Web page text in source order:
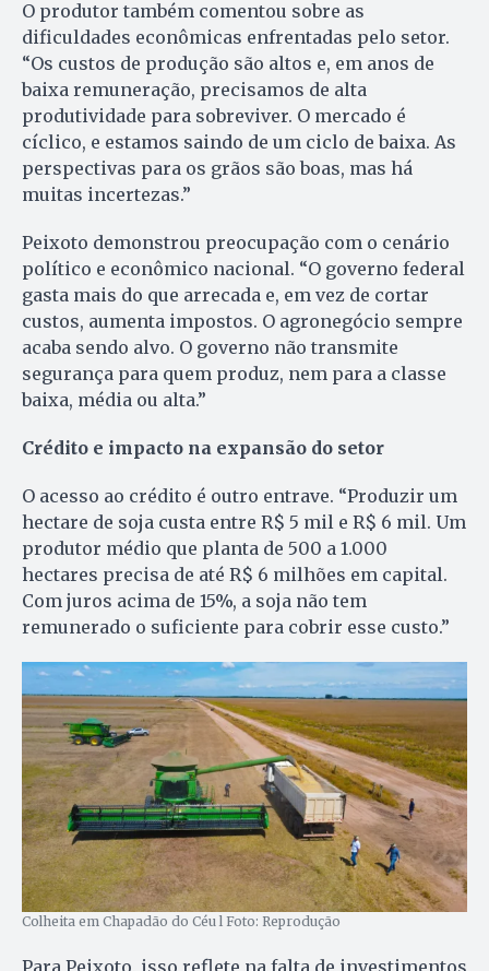
O produtor também comentou sobre as
dificuldades econômicas enfrentadas pelo setor.
“Os custos de produção são altos e, em anos de
baixa remuneração, precisamos de alta
produtividade para sobreviver. O mercado é
cíclico, e estamos saindo de um ciclo de baixa. As
perspectivas para os grãos são boas, mas há
muitas incertezas.”
Peixoto demonstrou preocupação com o cenário
político e econômico nacional. “O governo federal
gasta mais do que arrecada e, em vez de cortar
custos, aumenta impostos. O agronegócio sempre
acaba sendo alvo. O governo não transmite
segurança para quem produz, nem para a classe
baixa, média ou alta.”
Crédito e impacto na expansão do setor
O acesso ao crédito é outro entrave. “Produzir um
hectare de soja custa entre R$ 5 mil e R$ 6 mil. Um
produtor médio que planta de 500 a 1.000
hectares precisa de até R$ 6 milhões em capital.
Com juros acima de 15%, a soja não tem
remunerado o suficiente para cobrir esse custo.”
Colheita em Chapadão do Céu l Foto: Reprodução